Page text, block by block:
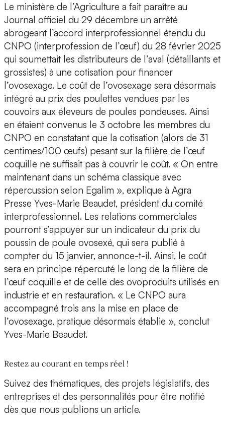
Le ministère de l’Agriculture a fait paraître au
Journal officiel du 29 décembre un arrêté
abrogeant l’accord interprofessionnel étendu du
CNPO (interprofession de l’œuf) du 28 février 2025
qui soumettait les distributeurs de l’aval (détaillants et
grossistes) à une cotisation pour financer
l’ovosexage. Le coût de l’ovosexage sera désormais
intégré au prix des poulettes vendues par les
couvoirs aux éleveurs de poules pondeuses. Ainsi
en étaient convenus le 3 octobre les membres du
CNPO en constatant que la cotisation (alors de 31
centimes/100 œufs) pesant sur la filière de l’œuf
coquille ne suffisait pas à couvrir le coût. « On entre
maintenant dans un schéma classique avec
répercussion selon Egalim », explique à Agra
Presse Yves-Marie Beaudet, président du comité
interprofessionnel. Les relations commerciales
pourront s’appuyer sur un indicateur du prix du
poussin de poule ovosexé, qui sera publié à
compter du 15 janvier, annonce-t-il. Ainsi, le coût
sera en principe répercuté le long de la filière de
l’œuf coquille et de celle des ovoproduits utilisés en
industrie et en restauration. « Le CNPO aura
accompagné trois ans la mise en place de
l’ovosexage, pratique désormais établie », conclut
Yves-Marie Beaudet.
Restez au courant en temps réel !
Suivez des thématiques, des projets législatifs, des
entreprises et des personnalités pour être notifié
dès que nous publions un article.